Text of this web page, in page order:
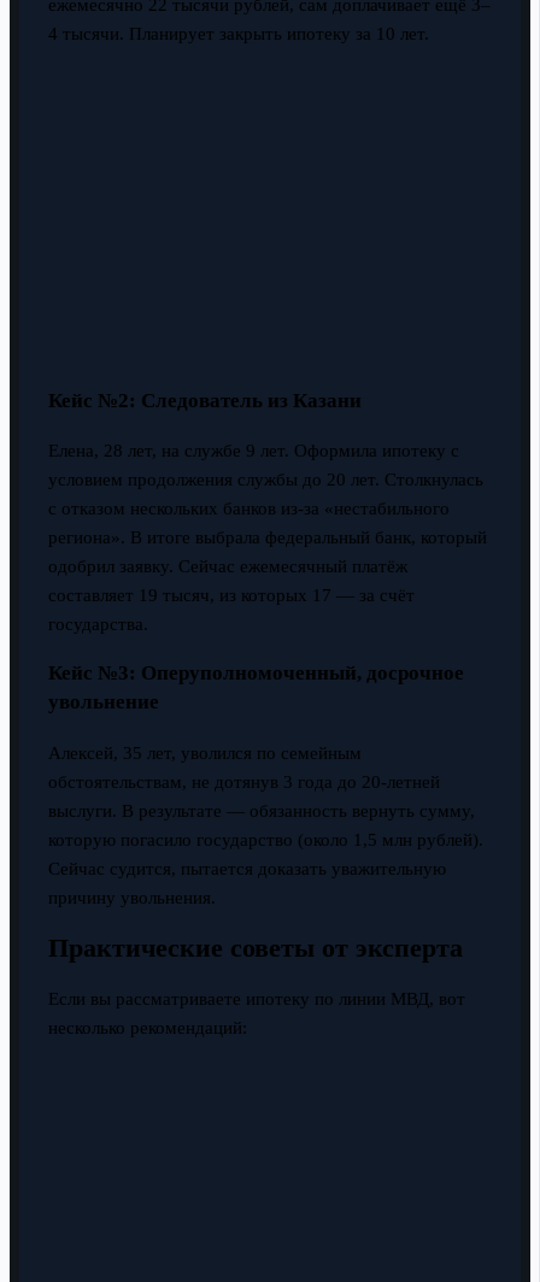
ежемесячно 22 тысячи рублей, сам доплачивает ещё 3–
4 тысячи. Планирует закрыть ипотеку за 10 лет.
Кейс №2: Следователь из Казани
Елена, 28 лет, на службе 9 лет. Оформила ипотеку с
условием продолжения службы до 20 лет. Столкнулась
с отказом нескольких банков из-за «нестабильного
региона». В итоге выбрала федеральный банк, который
одобрил заявку. Сейчас ежемесячный платёж
составляет 19 тысяч, из которых 17 — за счёт
государства.
Кейс №3: Оперуполномоченный, досрочное
увольнение
Алексей, 35 лет, уволился по семейным
обстоятельствам, не дотянув 3 года до 20-летней
выслуги. В результате — обязанность вернуть сумму,
которую погасило государство (около 1,5 млн рублей).
Сейчас судится, пытается доказать уважительную
причину увольнения.
Практические советы от эксперта
Если вы рассматриваете ипотеку по линии МВД, вот
несколько рекомендаций: